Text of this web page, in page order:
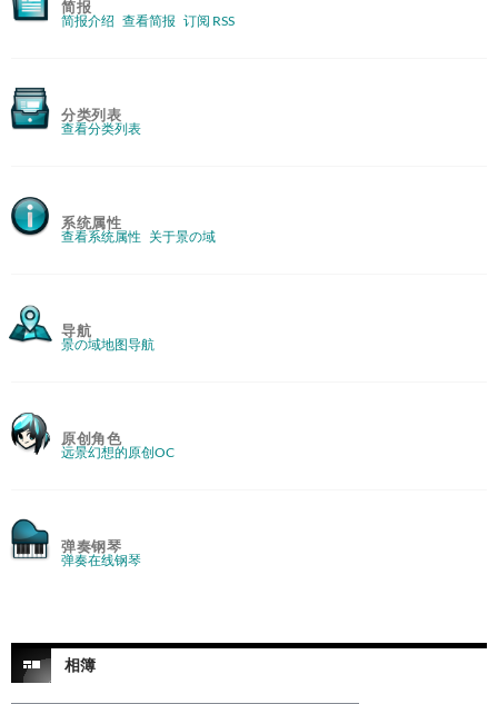
简报
简报介绍 查看简报 订阅 RSS
分类列表
查看分类列表
系统属性
查看系统属性 关于景の域
导航
景の域地图导航
原创角色
远景幻想的原创OC
弹奏钢琴
弹奏在线钢琴
相簿